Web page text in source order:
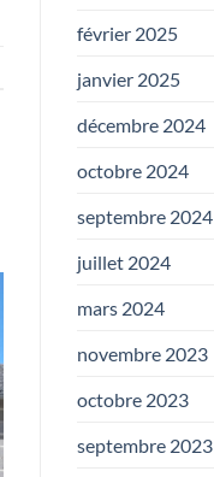
février 2025
janvier 2025
décembre 2024
octobre 2024
septembre 2024
juillet 2024
mars 2024
novembre 2023
octobre 2023
septembre 2023